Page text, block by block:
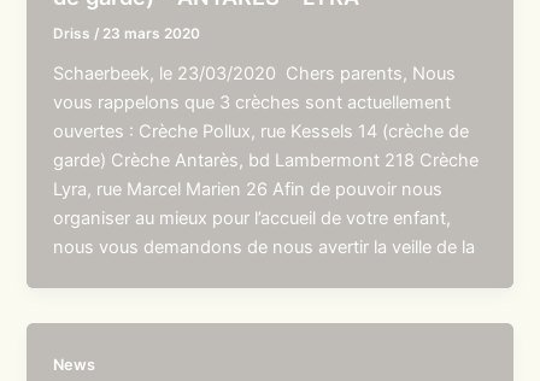
Driss / 23 mars 2020
Schaerbeek, le 23/03/2020 Chers parents, Nous
vous rappelons que 3 crèches sont actuellement
ouvertes : Crèche Pollux, rue Kessels 14 (crèche de
garde) Crèche Antarès, bd Lambermont 218 Crèche
Lyra, rue Marcel Marien 26 Afin de pouvoir nous
organiser au mieux pour l’accueil de votre enfant,
nous vous demandons de nous avertir la veille de la
News